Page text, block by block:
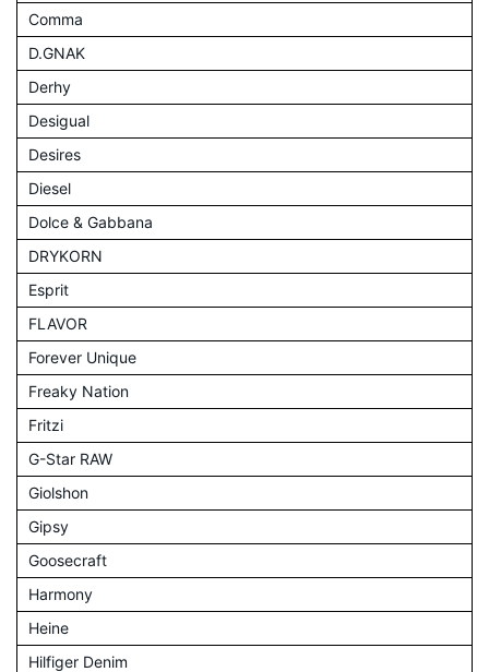
Comma
D.GNAK
Derhy
Desigual
Desires
Diesel
Dolce & Gabbana
DRYKORN
Esprit
FLAVOR
Forever Unique
Freaky Nation
Fritzi
G-Star RAW
Giolshon
Gipsy
Goosecraft
Harmony
Heine
Hilfiger Denim